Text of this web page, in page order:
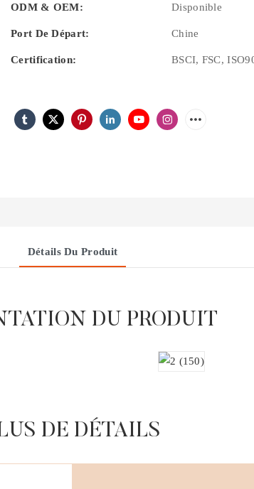
ODM & OEM: Disponible
Port De Départ: Chine
Certification: BSCI, FSC,
Détails Du Produit
DU PRODUIT
DE DÉTAILS